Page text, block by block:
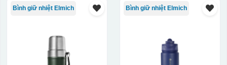
Bình giữ nhiệt Elmich Bình giữ nhiệt Elmich